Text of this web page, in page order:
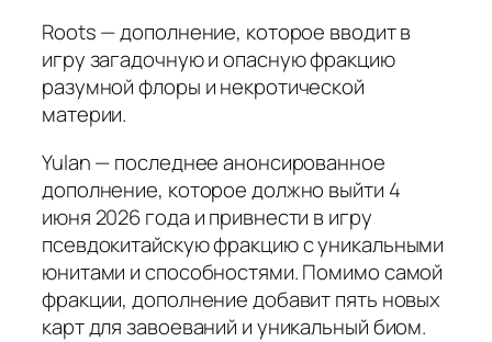
Roots — дополнение, которое вводит в
игру загадочную и опасную фракцию
разумной флоры и некротической
материи.
Yulan — последнее анонсированное
дополнение, которое должно выйти 4
июня 2026 года и привнести в игру
псевдокитайскую фракцию с уникальными
юнитами и способностями. Помимо самой
фракции, дополнение добавит пять новых
карт для завоеваний и уникальный биом.